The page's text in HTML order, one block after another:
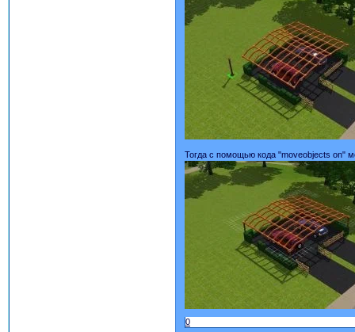
Тогда с помощью кода "moveobjects on"
0